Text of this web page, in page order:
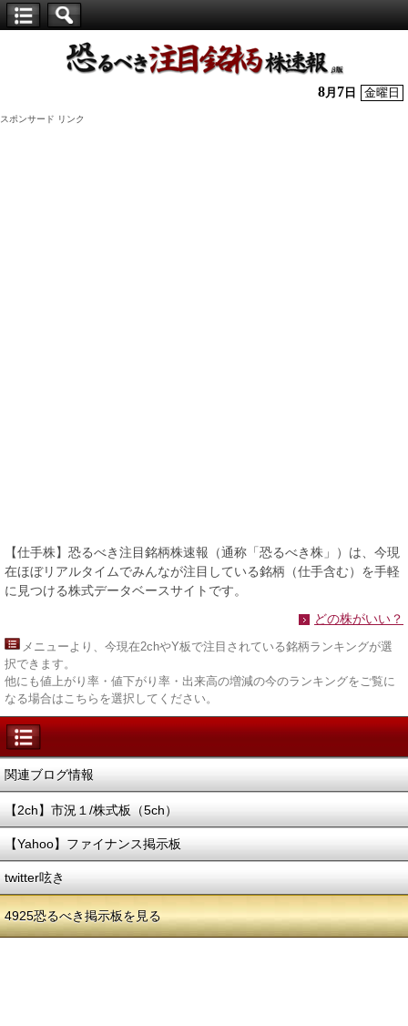
株】
8月 7 日 金曜日
スポンサード リンク
【仕手株】恐るべき注目銘柄株速報（通称「恐るべき株」）は、今現
在ほぼリアルタイムでみんなが注目している銘柄（仕手含む）を手軽
に見つける株式データベースサイトです。
どの株がいい？
メニューより、今現在2chやY板で注目されている銘柄ランキングが選
択できます。
他にも値上がり率・値下がり率・出来高の増減の今のランキングをご覧に
なる場合はこちらを選択してください。
関連ブログ情報
【2ch】市況１/株式板（5ch）
【Yahoo】ファイナンス掲示板
twitter呟き
4925恐るべき掲示板を見る